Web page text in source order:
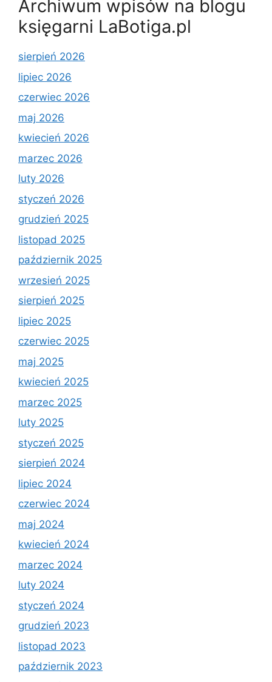
Archiwum wpisów na blogu
księgarni LaBotiga.pl
sierpień 2026
lipiec 2026
czerwiec 2026
maj 2026
kwiecień 2026
marzec 2026
luty 2026
styczeń 2026
grudzień 2025
listopad 2025
październik 2025
wrzesień 2025
sierpień 2025
lipiec 2025
czerwiec 2025
maj 2025
kwiecień 2025
marzec 2025
luty 2025
styczeń 2025
sierpień 2024
lipiec 2024
czerwiec 2024
maj 2024
kwiecień 2024
marzec 2024
luty 2024
styczeń 2024
grudzień 2023
listopad 2023
październik 2023